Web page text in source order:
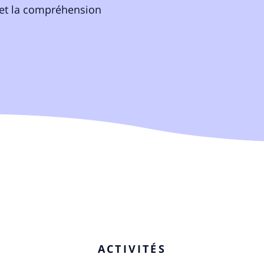
la compréhension
ACTIVITÉS